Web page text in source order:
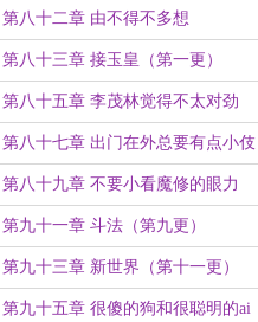
第八十二章 由不得不多想
第八十三章 接玉皇（第一更）
第八十五章 李茂林觉得不太对劲
（第三更）
第八十七章 出门在外总要有点小伎
俩傍身（第五更）
第八十九章 不要小看魔修的眼力
（第七更）
第九十一章 斗法（第九更）
第九十三章 新世界（第十一更）
第九十五章 很傻的狗和很聪明的ai